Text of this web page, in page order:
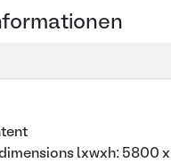
dimensions lxwxh: 5800